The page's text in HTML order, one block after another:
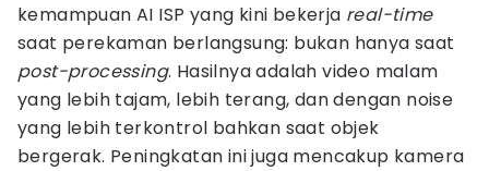
kemampuan AI ISP yang kini bekerja real-time
saat perekaman berlangsung: bukan hanya saat
post-processing. Hasilnya adalah video malam
yang lebih tajam, lebih terang, dan dengan noise
yang lebih terkontrol bahkan saat objek
bergerak. Peningkatan ini juga mencakup kamera